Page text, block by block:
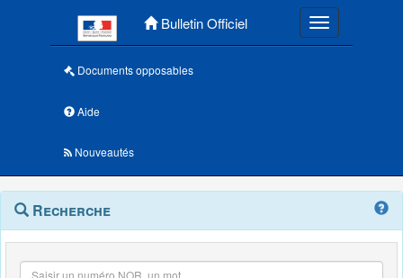
Bulletin Officiel Toggle
Documents opposables
Aide
Nouveautés
Navigation
outils
Menu
contextuel
Recherche